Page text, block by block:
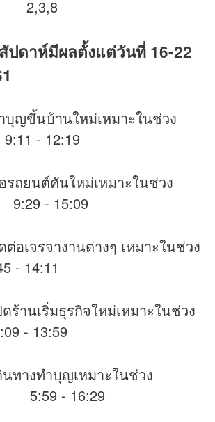
ปดาห์มีผลตั้งแต่วันที่ 16-22
บุญขึ้นบ้านใหม่เหมาะในช่วง
- 12:19
รถยนต์คันใหม่เหมาะในช่วง
- 15:09
อเจรจางานต่างๆ เหมาะในช่วง
14:11
ร้านเริ่มธุรกิจใหม่เหมาะในช่วง
- 13:59
ทางทำบุญเหมาะในช่วง
- 16:29